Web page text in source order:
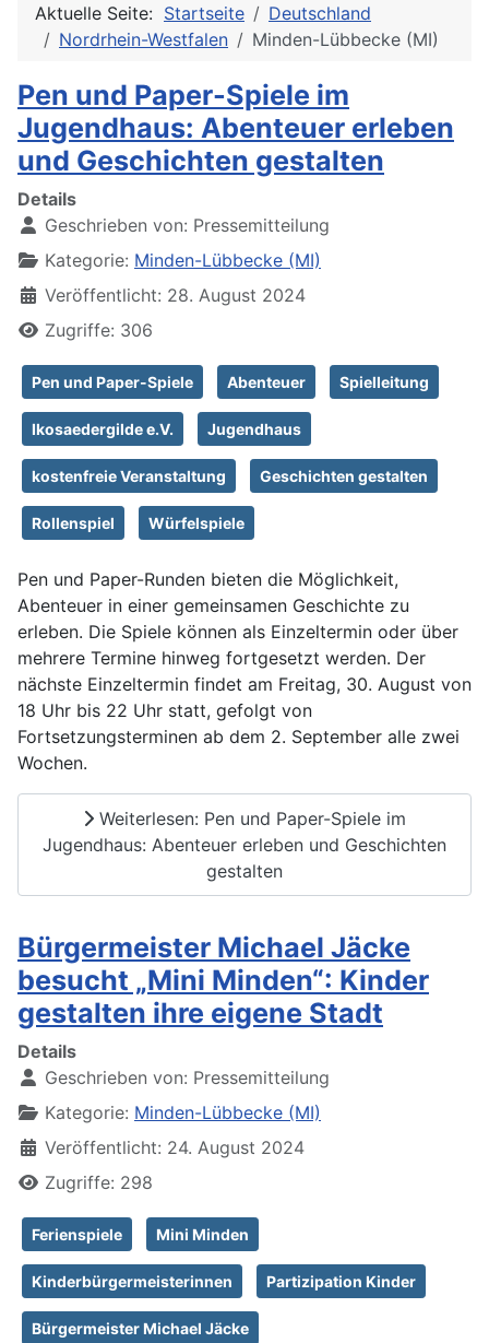
Aktuelle Seite: Startseite
Deutschland
Nordrhein-Westfalen
Minden-Lübbecke (MI)
Pen und Paper-Spiele im
Jugendhaus: Abenteuer erleben
und Geschichten gestalten
Details
Geschrieben von: Pressemitteilung
Kategorie: Minden-Lübbecke (MI)
Veröffentlicht: 28. August 2024
Zugriffe: 306
Pen und Paper-Spiele Abenteuer Spielleitung
Ikosaedergilde e.V. Jugendhaus
kostenfreie Veranstaltung Geschichten gestalten
Rollenspiel Würfelspiele
Pen und Paper-Runden bieten die Möglichkeit,
Abenteuer in einer gemeinsamen Geschichte zu
erleben. Die Spiele können als Einzeltermin oder über
mehrere Termine hinweg fortgesetzt werden. Der
nächste Einzeltermin findet am Freitag, 30. August von
18 Uhr bis 22 Uhr statt, gefolgt von
Fortsetzungsterminen ab dem 2. September alle zwei
Wochen.
Weiterlesen: Pen und Paper-Spiele im
Jugendhaus: Abenteuer erleben und Geschichten
gestalten
Bürgermeister Michael Jäcke
besucht „Mini Minden“: Kinder
gestalten ihre eigene Stadt
Details
Geschrieben von: Pressemitteilung
Kategorie: Minden-Lübbecke (MI)
Veröffentlicht: 24. August 2024
Zugriffe: 298
Ferienspiele Mini Minden
Kinderbürgermeisterinnen Partizipation Kinder
Bürgermeister Michael Jäcke